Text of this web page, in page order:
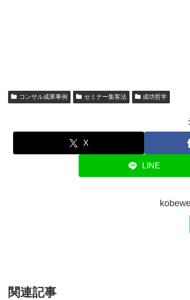
コンサル成果事例 セミナー集客法 成功哲学
X
LINE
関連記事